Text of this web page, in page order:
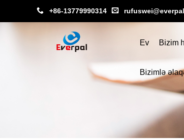
+86-13779990314
Ev Bizim
Bizimlə